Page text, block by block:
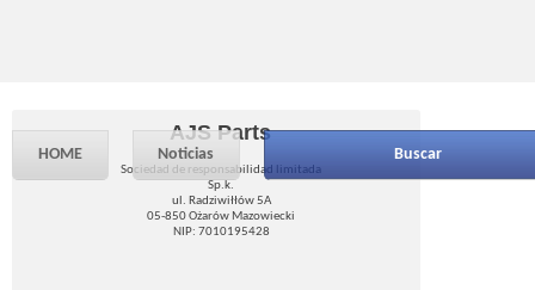
HOME Noticias Buscar
AJS Parts
Sociedad de responsabilidad limitada
Sp.k.
ul. Radziwiłłów 5A
05-850 Ożarów Mazowiecki
NIP: 7010195428